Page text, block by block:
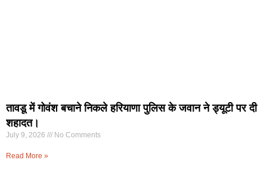
तावडू में गोवंश बचाने निकले हरियाणा पुलिस के जवान ने ड्यूटी पर दी
शहादत।
July 9, 2026 No Comments
Read More »